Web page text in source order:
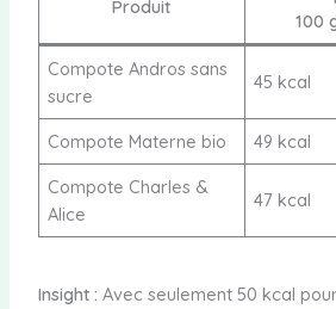
Produit
100
Compote Andros sans
sucre
45 kcal
Compote Materne bio 49 kcal
Compote Charles &
Alice
47 kcal
Insight : Avec seulement 50 kcal